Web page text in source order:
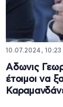
10.07.2024, 10:23
Aδωνις
έτοιμοι να